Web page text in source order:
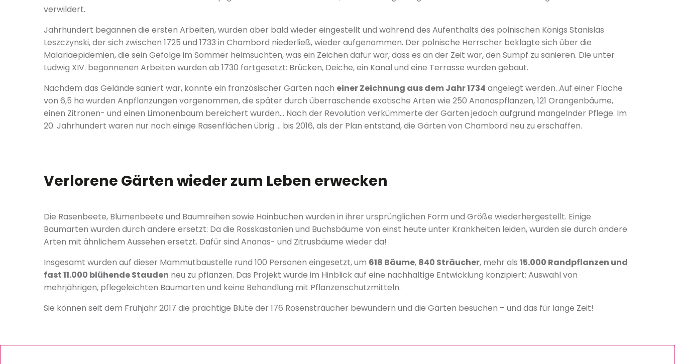
verwildert.
Jahrhundert begannen die ersten Arbeiten, wurden aber bald wieder eingestellt und während des Aufenthalts des polnischen Königs Stanislas
Leszczynski, der sich zwischen 1725 und 1733 in Chambord niederließ, wieder aufgenommen. Der polnische Herrscher beklagte sich über die
Malariaepidemien, die sein Gefolge im Sommer heimsuchten, was ein Zeichen dafür war, dass es an der Zeit war, den Sumpf zu sanieren. Die unter
Ludwig XIV. begonnenen Arbeiten wurden ab 1730 fortgesetzt: Brücken, Deiche, ein Kanal und eine Terrasse wurden gebaut.
Nachdem das Gelände saniert war, konnte ein französischer Garten nach einer Zeichnung aus dem Jahr 1734 angelegt werden. Auf einer Fläche
von 6,5 ha wurden Anpflanzungen vorgenommen, die später durch überraschende exotische Arten wie 250 Ananaspflanzen, 121 Orangenbäume,
einen Zitronen- und einen Limonenbaum bereichert wurden… Nach der Revolution verkümmerte der Garten jedoch aufgrund mangelnder Pflege. Im
20. Jahrhundert waren nur noch einige Rasenflächen übrig … bis 2016, als der Plan entstand, die Gärten von Chambord neu zu erschaffen.
Verlorene Gärten wieder zum Leben erwecken
Die Rasenbeete, Blumenbeete und Baumreihen sowie Hainbuchen wurden in ihrer ursprünglichen Form und Größe wiederhergestellt. Einige
Baumarten wurden durch andere ersetzt: Da die Rosskastanien und Buchsbäume von einst heute unter Krankheiten leiden, wurden sie durch andere
Arten mit ähnlichem Aussehen ersetzt. Dafür sind Ananas- und Zitrusbäume wieder da!
Insgesamt wurden auf dieser Mammutbaustelle rund 100 Personen eingesetzt, um 618 Bäume, 840 Sträucher, mehr als 15.000 Randpflanzen und
fast 11.000 blühende Stauden neu zu pflanzen. Das Projekt wurde im Hinblick auf eine nachhaltige Entwicklung konzipiert: Auswahl von
mehrjährigen, pflegeleichten Baumarten und keine Behandlung mit Pflanzenschutzmitteln.
Sie können seit dem Frühjahr 2017 die prächtige Blüte der 176 Rosensträucher bewundern und die Gärten besuchen – und das für lange Zeit!